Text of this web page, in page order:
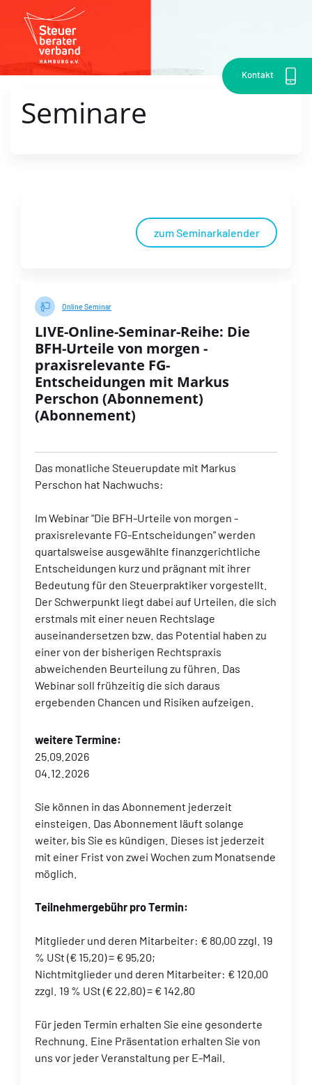
Kontakt
Seminare
zum Seminarkalender
Online Seminar
LIVE-Online-Seminar-Reihe: Die
BFH-Urteile von morgen -
praxisrelevante FG-
Entscheidungen mit Markus
Perschon (Abonnement)
(Abonnement)
Das monatliche Steuerupdate mit Markus
Perschon hat Nachwuchs:
Im Webinar "Die BFH-Urteile von morgen -
praxisrelevante FG-Entscheidungen" werden
quartalsweise ausgewählte finanzgerichtliche
Entscheidungen kurz und prägnant mit ihrer
Bedeutung für den Steuerpraktiker vorgestellt.
Der Schwerpunkt liegt dabei auf Urteilen, die sich
erstmals mit einer neuen Rechtslage
auseinandersetzen bzw. das Potential haben zu
einer von der bisherigen Rechtspraxis
abweichenden Beurteilung zu führen. Das
Webinar soll frühzeitig die sich daraus
ergebenden Chancen und Risiken aufzeigen.
weitere Termine:
25.09.2026
04.12.2026
Sie können in das Abonnement jederzeit
einsteigen. Das Abonnement läuft solange
weiter, bis Sie es kündigen. Dieses ist jederzeit
mit einer Frist von zwei Wochen zum Monatsende
möglich.
Teilnehmergebühr pro Termin:
Mitglieder und deren Mitarbeiter: € 80,00 zzgl. 19
% USt (€ 15,20) = € 95,20;
Nichtmitglieder und deren Mitarbeiter: € 120,00
zzgl. 19 % USt (€ 22,80) = € 142,80
Für jeden Termin erhalten Sie eine gesonderte
Rechnung. Eine Präsentation erhalten Sie von
uns vor jeder Veranstaltung per E-Mail.